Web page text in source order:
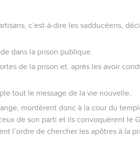
c’est-à-dire les sadducéens,
dans la prison publique.
de la prison et, après les avoir
tout le message de la vie nouvelle.
montèrent donc à la cour du
de son parti et ils convoquèrent le
l’ordre de chercher les apôtres à la